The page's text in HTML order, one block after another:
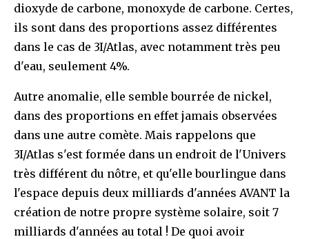
dioxyde de carbone, monoxyde de carbone. Certes,
ils sont dans des proportions assez différentes
dans le cas de 3I/Atlas, avec notamment très peu
d'eau, seulement 4%.
Autre anomalie, elle semble bourrée de nickel,
dans des proportions en effet jamais observées
dans une autre comète. Mais rappelons que
3I/Atlas s'est formée dans un endroit de l'Univers
très différent du nôtre, et qu'elle bourlingue dans
l'espace depuis deux milliards d'années AVANT la
création de notre propre système solaire, soit 7
milliards d'années au total ! De quoi avoir